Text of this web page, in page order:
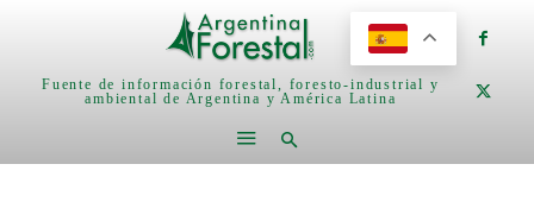
Fuente de información forestal, foresto-industrial y
ambiental de Argentina y América Latina